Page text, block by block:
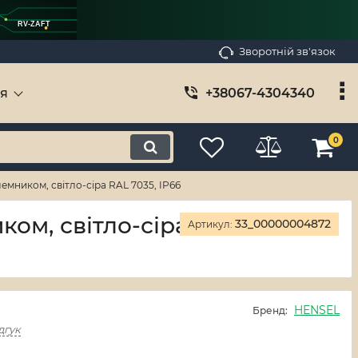
RV-ZAFT
Зворотній зв'язок
+38067-4304340
0
світло-сіра RAL 7035, IP66
світло-сіра Артикул: 33_00000004872
Бренд: HENSEL